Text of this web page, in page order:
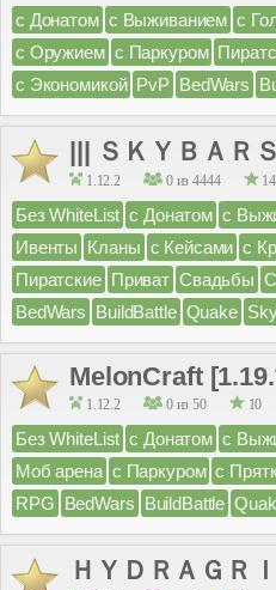
с Донатом с Выживанием с
с Оружием с Паркуром
с Экономикой PvP BedWars
||| ＳＫＹＢＡ
1.12.2 0 из 4444 14
Без WhiteList с Донатом с
Ивенты Кланы с Кейсами с
Пиратские Приват Свадьбы
BedWars BuildBattle Quake
MelonCraft
1.12.2 0 из 50 10
Без WhiteList с Донатом с
Моб арена с Паркуром с
RPG BedWars BuildBattle
ＨＹＤＲＡＧ